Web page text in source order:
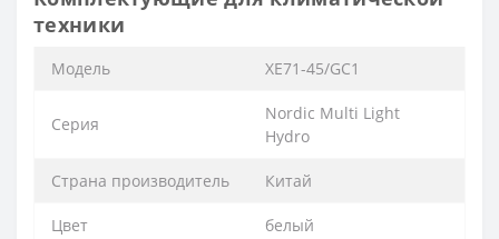
техники
Модель XE71-45/GC1
Серия
Nordic Multi Light
Hydro
Страна производитель Китай
Цвет белый